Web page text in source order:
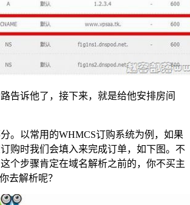
告诉他了，接下来，就是给他安排房间
。以常用的WHMCS订购系统为例，如果
购时我们会填入来完成订单，如下图。不
个步骤肯定在域名解析之前的，你不买主
去解析呢？